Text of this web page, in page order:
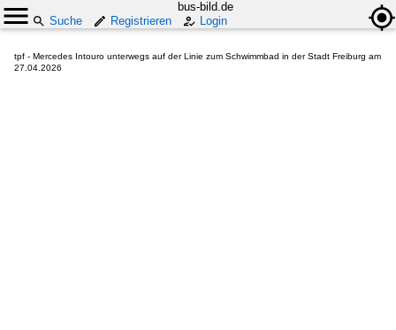
bus-bild.de
Suche
Registrieren Login
tpf - Mercedes Intouro unterwegs auf der Linie zum Schwimmbad in der Stadt Freiburg am
27.04.2026